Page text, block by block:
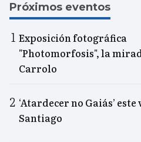
Próximos eventos
Exposición fotográfica
"Photomorfosis", la
Carrolo
‘Atardecer no Gaiás’
Santiago